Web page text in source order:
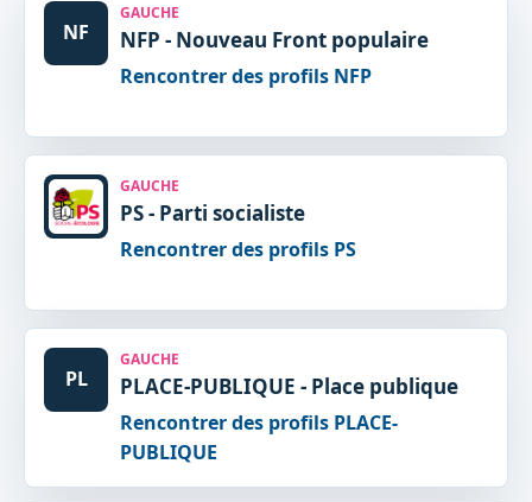
NF
GAUCHE
NFP - Nouveau Front populaire
Rencontrer des profils NFP
GAUCHE
PS - Parti socialiste
Rencontrer des profils PS
PL
GAUCHE
PLACE-PUBLIQUE - Place publique
Rencontrer des profils PLACE-
PUBLIQUE